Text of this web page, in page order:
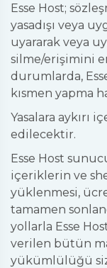
Esse Host;
yasadışı veya
uyararak veya
silme/erişimini
durumlarda,
kısmen yapma
Yasalara aykırı
edilecektir.
Esse Host
içeriklerin ve
yüklenmesi,
tamamen
yollarla Esse
verilen bütün
yükümlülüğü